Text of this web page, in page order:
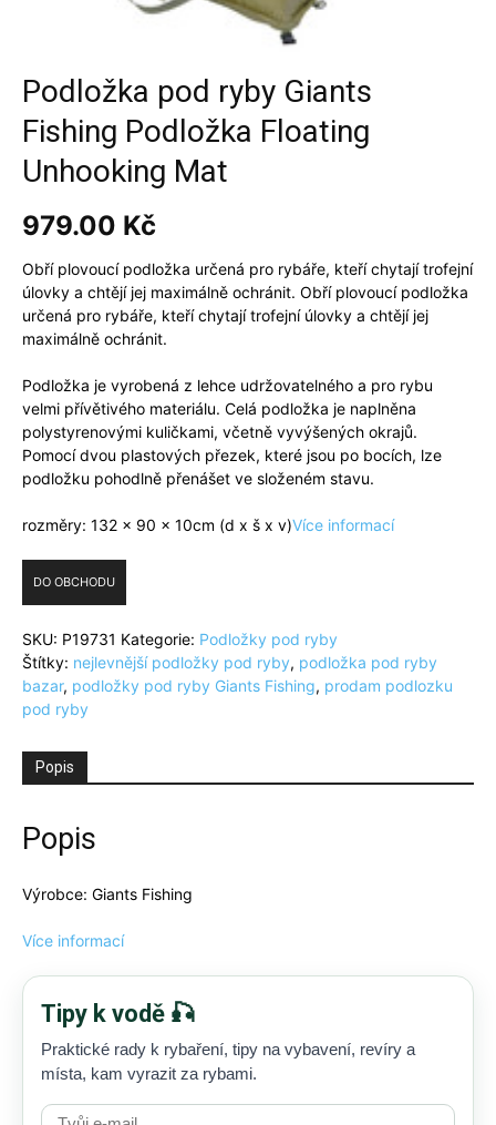
Podložka pod ryby Giants
Fishing Podložka Floating
Unhooking Mat
979.00 Kč
Obří plovoucí podložka určená pro rybáře, kteří chytají trofejní
úlovky a chtějí jej maximálně ochránit. Obří plovoucí podložka
určená pro rybáře, kteří chytají trofejní úlovky a chtějí jej
maximálně ochránit.
Podložka je vyrobená z lehce udržovatelného a pro rybu
velmi přívětivého materiálu. Celá podložka je naplněna
polystyrenovými kuličkami, včetně vyvýšených okrajů.
Pomocí dvou plastových přezek, které jsou po bocích, lze
podložku pohodlně přenášet ve složeném stavu.
rozměry: 132 x 90 x 10cm (d x š x v)Více informací
DO OBCHODU
SKU: P19731 Kategorie: Podložky pod ryby
Štítky: nejlevnější podložky pod ryby, podložka pod ryby
bazar, podložky pod ryby Giants Fishing, prodam podlozku
pod ryby
Popis
Popis
Výrobce: Giants Fishing
Více informací
Tipy k vodě 🎣
Praktické rady k rybaření, tipy na vybavení, revíry a
místa, kam vyrazit za rybami.